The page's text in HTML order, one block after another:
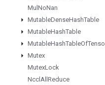
Mul NoNan
MutableDenseHashTable
MutableHashTable
MutableHashTableOf
Mutex
MutexLock
Nccl All Reduce
Permanecer conectado
Fórum
GitHub